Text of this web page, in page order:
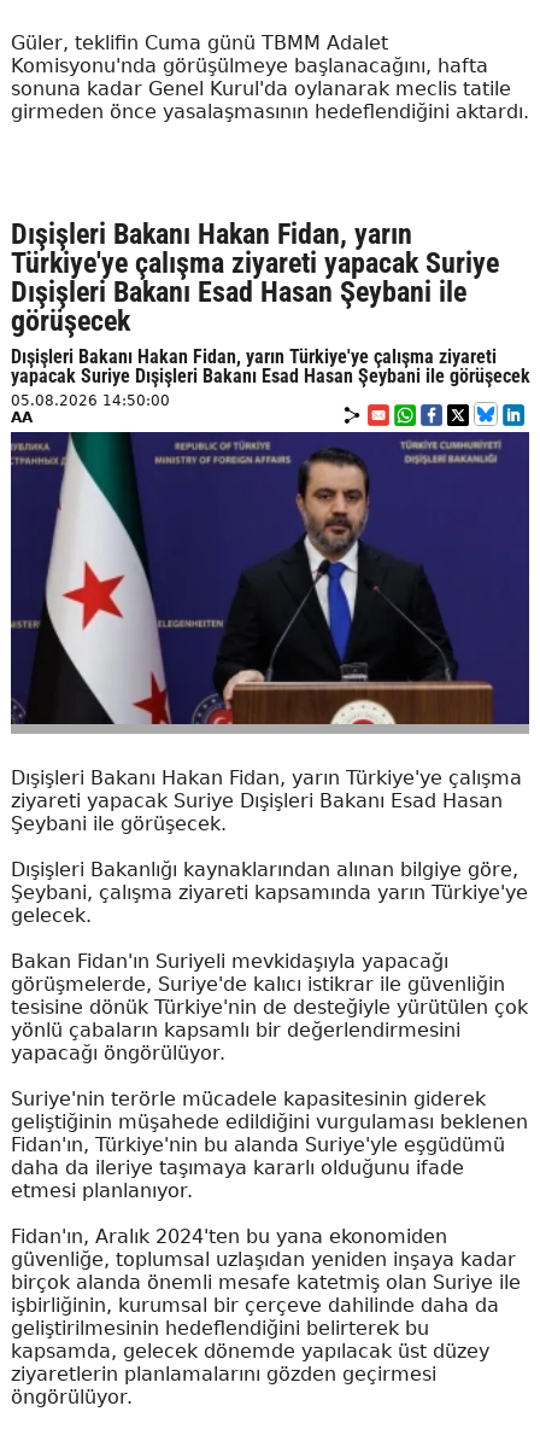
Güler, teklifin Cuma günü TBMM Adalet
Komisyonu'nda görüşülmeye başlanacağını, hafta
sonuna kadar Genel Kurul'da oylanarak meclis tatile
girmeden önce yasalaşmasının hedeflendiğini aktardı.
Dışişleri Bakanı Hakan Fidan, yarın
Türkiye'ye çalışma ziyareti yapacak Suriye
Dışişleri Bakanı Esad Hasan Şeybani ile
görüşecek
Dışişleri Bakanı Hakan Fidan, yarın Türkiye'ye çalışma ziyareti
yapacak Suriye Dışişleri Bakanı Esad Hasan Şeybani ile görüşecek
05.08.2026 14:50:00
AA
Dışişleri Bakanı Hakan Fidan, yarın Türkiye'ye çalışma
ziyareti yapacak Suriye Dışişleri Bakanı Esad Hasan
Şeybani ile görüşecek.
Dışişleri Bakanlığı kaynaklarından alınan bilgiye göre,
Şeybani, çalışma ziyareti kapsamında yarın Türkiye'ye
gelecek.
Bakan Fidan'ın Suriyeli mevkidaşıyla yapacağı
görüşmelerde, Suriye'de kalıcı istikrar ile güvenliğin
tesisine dönük Türkiye'nin de desteğiyle yürütülen çok
yönlü çabaların kapsamlı bir değerlendirmesini
yapacağı öngörülüyor.
Suriye'nin terörle mücadele kapasitesinin giderek
geliştiğinin müşahede edildiğini vurgulaması beklenen
Fidan'ın, Türkiye'nin bu alanda Suriye'yle eşgüdümü
daha da ileriye taşımaya kararlı olduğunu ifade
etmesi planlanıyor.
Fidan'ın, Aralık 2024'ten bu yana ekonomiden
güvenliğe, toplumsal uzlaşıdan yeniden inşaya kadar
birçok alanda önemli mesafe katetmiş olan Suriye ile
işbirliğinin, kurumsal bir çerçeve dahilinde daha da
geliştirilmesinin hedeflendiğini belirterek bu
kapsamda, gelecek dönemde yapılacak üst düzey
ziyaretlerin planlamalarını gözden geçirmesi
öngörülüyor.